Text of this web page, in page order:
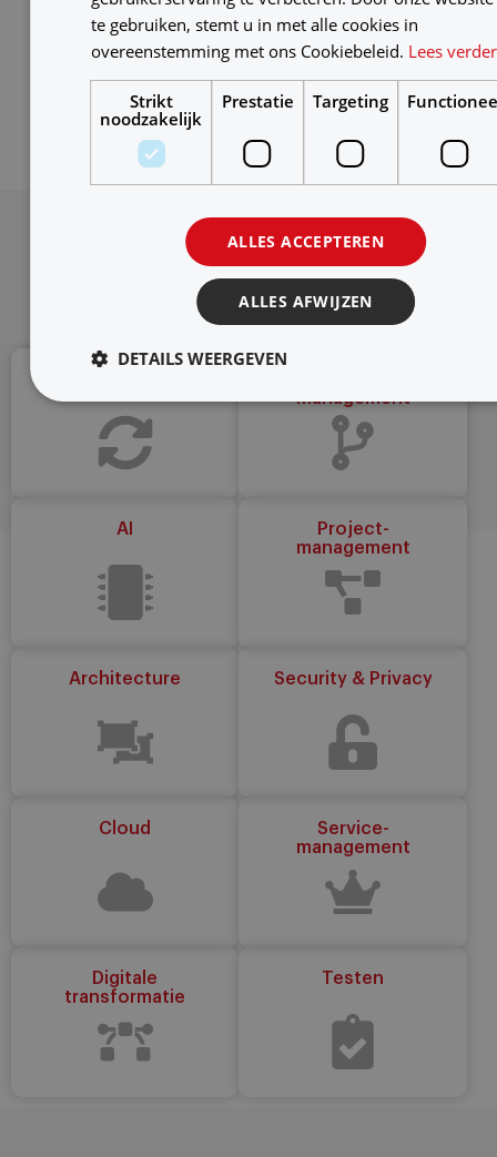
specialisaties
AI
Architecture
Cloud
Digitale
transformatie
management
Project-
management
Security & Privacy
Service-
management
Testen
te gebruiken, stemt u in met alle cookies in
overeenstemming met ons Cookiebeleid. Lees verder
Strikt
noodzakelijk
Prestatie Targeting
ALLES ACCEPTEREN
ALLES AFWIJZEN
DETAILS WEERGEVEN